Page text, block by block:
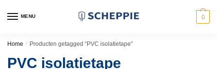
MENU 0
Home / Producten getagged “PVC isolatietape”
PVC isolatietape